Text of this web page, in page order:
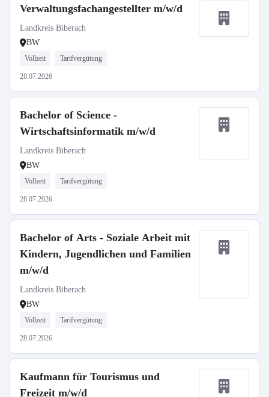
Verwaltungsfachangestellter m/w/d
Landkreis Biberach
BW
Vollzeit Tarifvergütung
28.07.2026
Bachelor of Science -
Wirtschaftsinformatik m/w/d
Landkreis Biberach
BW
Vollzeit Tarifvergütung
28.07.2026
Bachelor of Arts - Soziale Arbeit mit
Kindern, Jugendlichen und Familien
m/w/d
Landkreis Biberach
BW
Vollzeit Tarifvergütung
28.07.2026
Kaufmann für Tourismus und
Freizeit m/w/d